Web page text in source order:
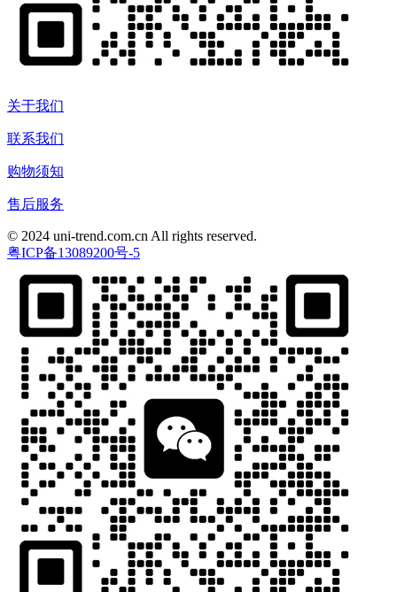
关于我们
联系我们
购物须知
售后服务
© 2024 uni-trend.com.cn All rights reserved.
粤ICP备13089200号-5